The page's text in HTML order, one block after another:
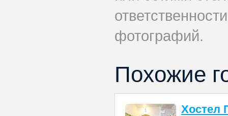
фотографий.
Похожие
Хостел